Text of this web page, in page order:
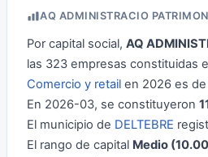
AQ ADMINISTRACIO
Por capital social, AQ
las 323 empresas constituidas
Comercio y retail en 2026 es
En 2026-03, se constituyeron
El municipio de DELTEBRE
El rango de capital Medio